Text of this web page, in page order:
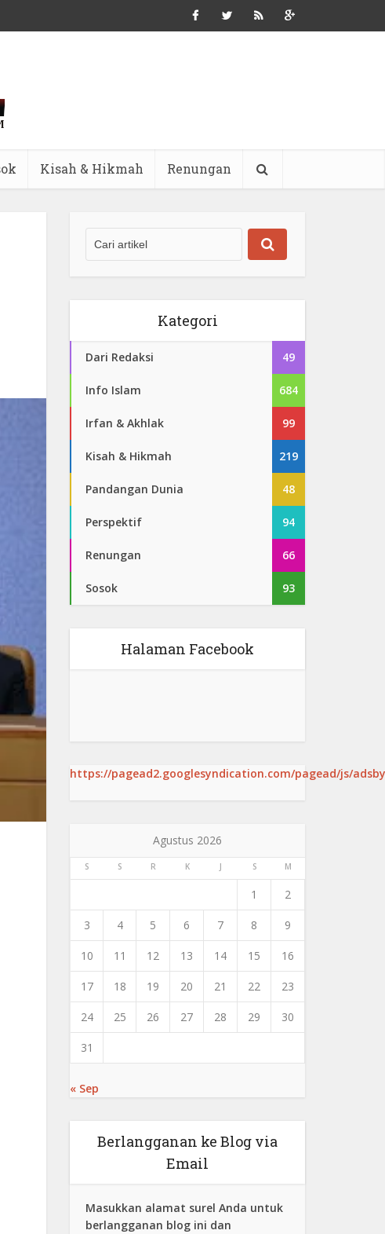
Kisah & Hikmah Renungan
Kategori
Dari Redaksi 49
Info Islam 684
Irfan & Akhlak 99
Kisah & Hikmah 219
Pandangan Dunia 48
Perspektif 94
Renungan 66
Sosok 93
Halaman Facebook
https://pagead2.googlesyndication.com/pagead/js/
Agustus 2026
S S R K J S M
1 2
3 4 5 6 7 8 9
10 11 12 13 14 15 16
17 18 19 20 21 22 23
24 25 26 27 28 29 30
31
« Sep
Berlangganan ke Blog via
Email
Masukkan alamat surel Anda untuk
berlangganan blog ini dan